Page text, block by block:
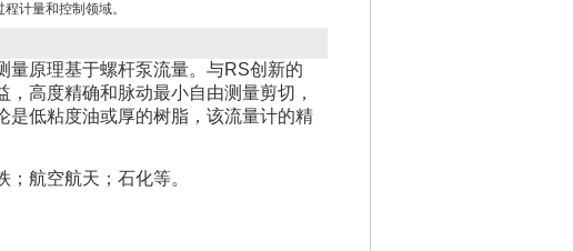
计量和控制领域。
量原理基于螺杆泵流量。与RS创新的
高度精确和脉动最小自由测量剪切，
是低粘度油或厚的树脂，该流量计的精
航空航天；石化等。